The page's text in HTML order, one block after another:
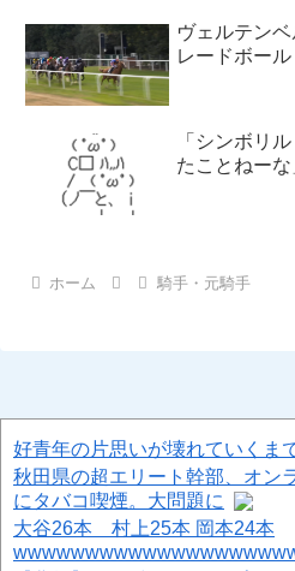
ヴェルテン
レードボール
「シンボリ
たことねー
ホーム 騎手・元騎手
好青年の片思いが壊れていくま
秋田県の超エリート幹部、オン
にタバコ喫煙。大問題に
大谷26本 村上25本 岡本24本